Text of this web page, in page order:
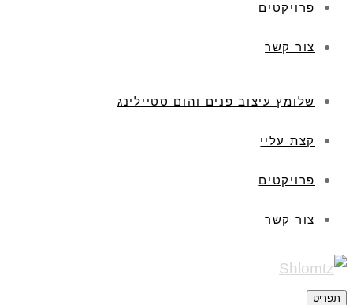
פרויקטים
צור קשר
שלומץ עיצוב פנים והום סטיילינג
קצת עליי
פרויקטים
צור קשר
תפריט